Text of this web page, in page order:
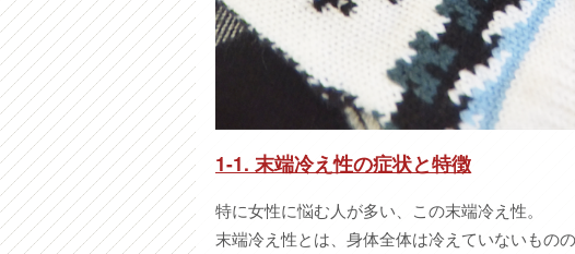
1-1. 末端冷え性の症状と特徴
特に女性に悩む人が多い、この末端冷え性。
末端冷え性とは、身体全体は冷えていないもの